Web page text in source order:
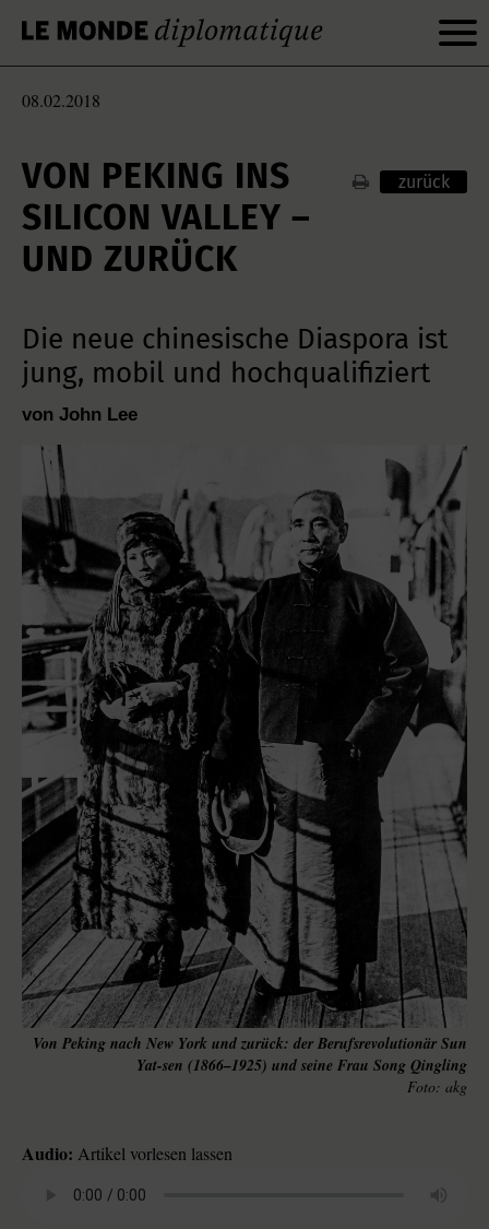
08.02.2018
VON PEKING INS
SILICON VALLEY –
UND ZURÜCK
zurück
Die neue chinesische Diaspora ist
jung, mobil und hochqualifiziert
von John Lee
Von Peking nach New York und zurück: der Berufsrevolutionär Sun
Yat-sen (1866–1925) und seine Frau Song Qingling
akg
Audio: Artikel vorlesen lassen